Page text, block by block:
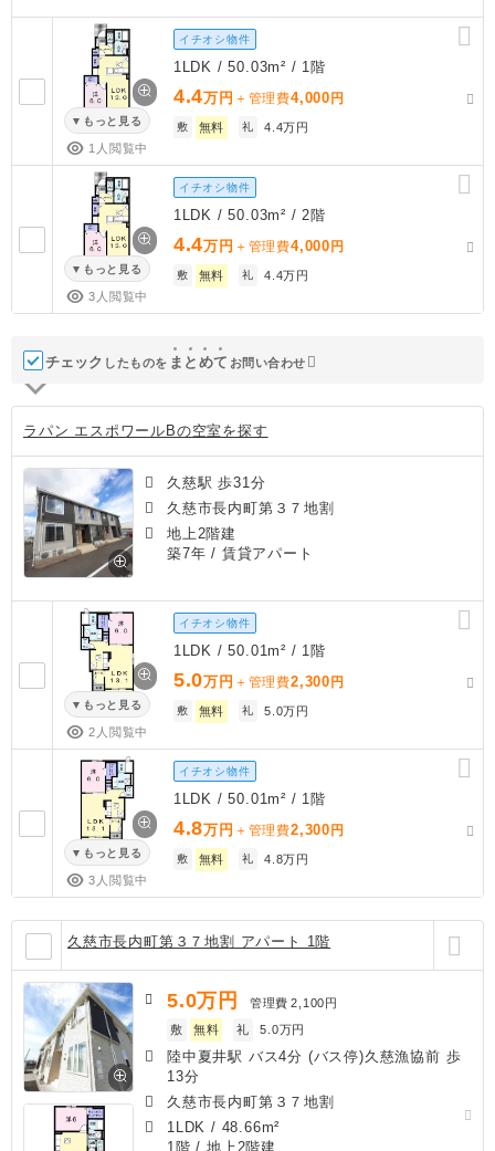
もっと見る
1人閲覧中
イチオシ物件
1LDK / 50.03m² / 1階
4.4万円 ＋管理費4,000 円
敷 無料 礼 4.4万円
もっと見る
3人閲覧中
イチオシ物件
1LDK / 50.03m² / 2階
4.4万円 ＋管理費4,000 円
敷 無料 礼 4.4万円
チェック したものを ま と めて お問い合わせ
ラパン エスポワールBの空室を探す
久慈駅 歩31分
久慈市長内町第３７地割
地上2階建
築7年 / 賃貸アパート
もっと見る
2人閲覧中
イチオシ物件
1LDK / 50.01m² / 1階
5.0万円 ＋管理費2,300 円
敷 無料 礼 5.0万円
もっと見る
3人閲覧中
イチオシ物件
1LDK / 50.01m² / 1階
4.8万円 ＋管理費2,300 円
敷 無料 礼 4.8万円
久慈市長内町第３７地割 アパート 1階
5.0万円 管理費 2,100円
敷
無料 礼 5.0万円
陸中夏井駅 バス4分 (バス停)久慈漁協前 歩
13分
久慈市長内町第３７地割
1LDK / 48.66m²
1階 / 地上2階建